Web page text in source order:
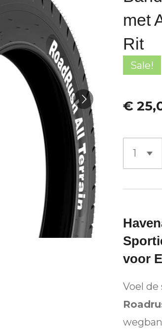
met
Rit
Sale!
€
voor
Voel